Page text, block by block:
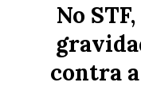
No
contra